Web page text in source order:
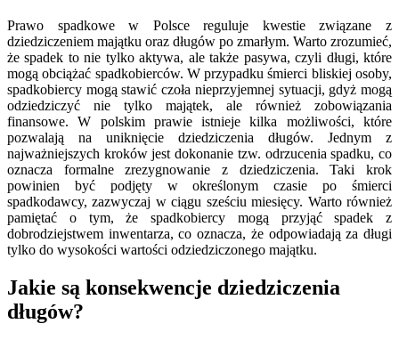
Prawo spadkowe w Polsce reguluje kwestie związane z
dziedziczeniem majątku oraz długów po zmarłym. Warto zrozumieć,
że spadek to nie tylko aktywa, ale także pasywa, czyli długi, które
mogą obciążać spadkobierców. W przypadku śmierci bliskiej osoby,
spadkobiercy mogą stawić czoła nieprzyjemnej sytuacji, gdyż mogą
odziedziczyć nie tylko majątek, ale również zobowiązania
finansowe. W polskim prawie istnieje kilka możliwości, które
pozwalają na uniknięcie dziedziczenia długów. Jednym z
najważniejszych kroków jest dokonanie tzw. odrzucenia spadku, co
oznacza formalne zrezygnowanie z dziedziczenia. Taki krok
powinien być podjęty w określonym czasie po śmierci
spadkodawcy, zazwyczaj w ciągu sześciu miesięcy. Warto również
pamiętać o tym, że spadkobiercy mogą przyjąć spadek z
dobrodziejstwem inwentarza, co oznacza, że odpowiadają za długi
tylko do wysokości wartości odziedziczonego majątku.
Jakie są konsekwencje dziedziczenia
długów?